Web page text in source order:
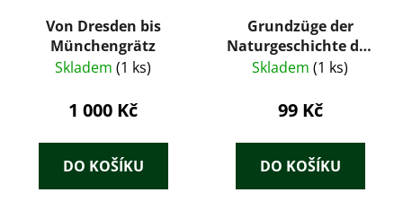
Von Dresden bis
Münchengrätz
Skladem (1 ks)
1 000 Kč
DO KOŠÍKU
Grundzüge der
Naturgeschichte der
Haustiere.
Skladem (1 ks)
99 Kč
DO KOŠÍKU